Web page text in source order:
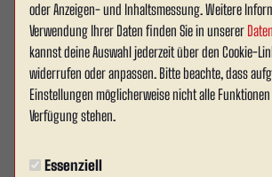
oder Anzeigen- und Inhaltsmessung. Weitere
Verwendung Ihrer Daten finden Sie in unserer
kannst deine Auswahl jederzeit über den Cookie-
widerrufen oder anpassen. Bitte beachte, dass
Einstellungen möglicherweise nicht alle
Verfügung stehen.
Essenziell